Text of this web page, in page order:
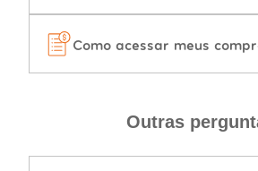
Como acessar meus
Outras